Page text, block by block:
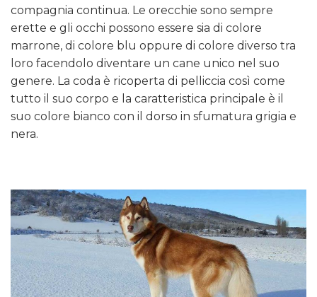
compagnia continua. Le orecchie sono sempre
erette e gli occhi possono essere sia di colore
marrone, di colore blu oppure di colore diverso tra
loro facendolo diventare un cane unico nel suo
genere. La coda è ricoperta di pelliccia così come
tutto il suo corpo e la caratteristica principale è il
suo colore bianco con il dorso in sfumatura grigia e
nera.